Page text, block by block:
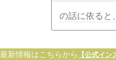
の話に依ると
最新情報はこちらから 【公式イン